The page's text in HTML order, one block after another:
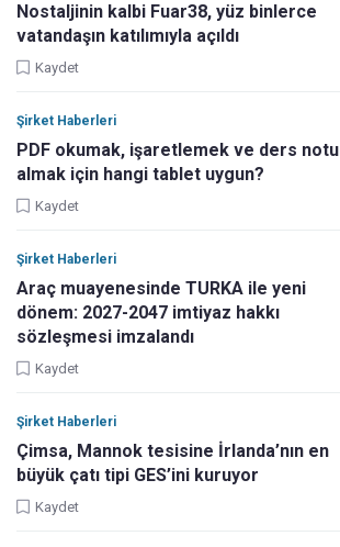
Nostaljinin kalbi Fuar38, yüz binlerce
vatandaşın katılımıyla açıldı
Kaydet
Şirket Haberleri
PDF okumak, işaretlemek ve ders notu
almak için hangi tablet uygun?
Kaydet
Şirket Haberleri
Araç muayenesinde TURKA ile yeni
dönem: 2027-2047 imtiyaz hakkı
sözleşmesi imzalandı
Kaydet
Şirket Haberleri
Çimsa, Mannok tesisine İrlanda’nın en
büyük çatı tipi GES’ini kuruyor
Kaydet